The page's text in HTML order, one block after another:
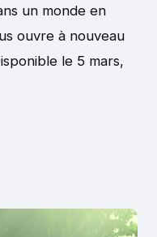
un monde en
ouvre à nouveau
le 5 mars,